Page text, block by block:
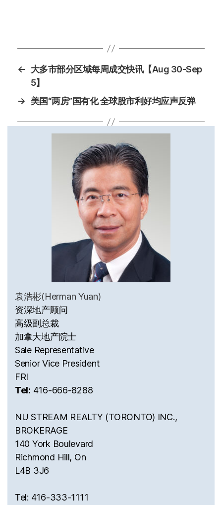
←
大多市部分区域每周成交快讯【Aug 30-Sep
5】
→
美国“两房”国有化 全球股市利好均应声反弹
袁浩彬(Herman Yuan)
资深地产顾问
高级副总裁
加拿大地产院士
Sale Representative
Senior Vice President
FRI
Tel: 416-666-8288
NU STREAM REALTY (TORONTO) INC.,
BROKERAGE
140 York Boulevard
Richmond Hill, On
L4B 3J6
Tel: 416-333-1111